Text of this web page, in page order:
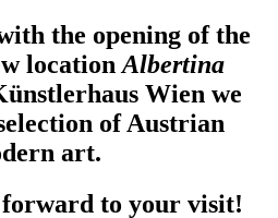
the opening of the
locationAlbertina
Wien we
of Austrian
art.
to your visit!